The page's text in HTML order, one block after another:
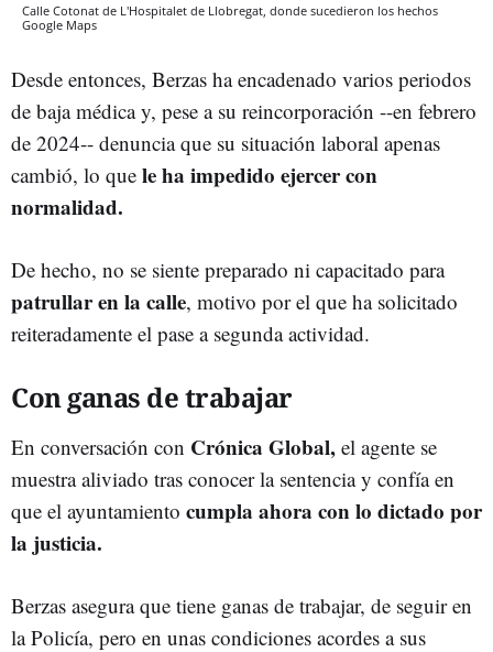
Calle Cotonat de L'Hospitalet de Llobregat, donde sucedieron los hechos
Google Maps
Desde entonces, Berzas ha encadenado varios periodos
de baja médica y, pese a su reincorporación --en febrero
de 2024-- denuncia que su situación laboral apenas
cambió, lo que le ha impedido ejercer con
normalidad.
De hecho, no se siente preparado ni capacitado para
patrullar en la calle, motivo por el que ha solicitado
reiteradamente el pase a segunda actividad.
Con ganas de trabajar
En conversación con Crónica Global, el agente se
muestra aliviado tras conocer la sentencia y confía en
que el ayuntamiento cumpla ahora con lo dictado por
la justicia.
Berzas asegura que tiene ganas de trabajar, de seguir en
la Policía, pero en unas condiciones acordes a sus